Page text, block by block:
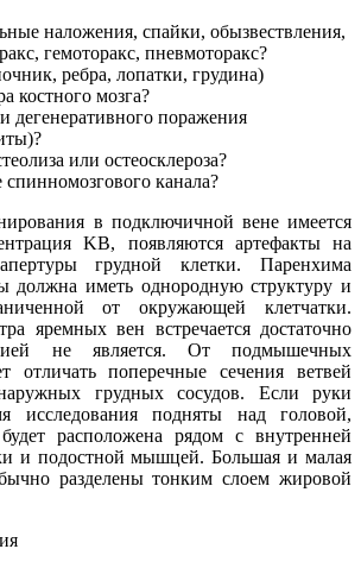
наложения, спайки, обызвествления,
гемоторакс, пневмоторакс?
ребра, лопатки, грудина)
костного мозга?
дегенеративного поражения
или остеосклероза?
спинномозгового канала?
в подключичной вене имеется
KB, появляются артефакты на
грудной клетки. Паренхима
должна иметь однородную структуру и
от окружающей клетчатки.
яремных вен встречается достаточно
не является. От подмышечных
отличать поперечные сечения ветвей
грудных сосудов. Если руки
исследования подняты над головой,
расположена рядом с внутренней
и подостной мышцей. Большая и малая
разделены тонким слоем жировой